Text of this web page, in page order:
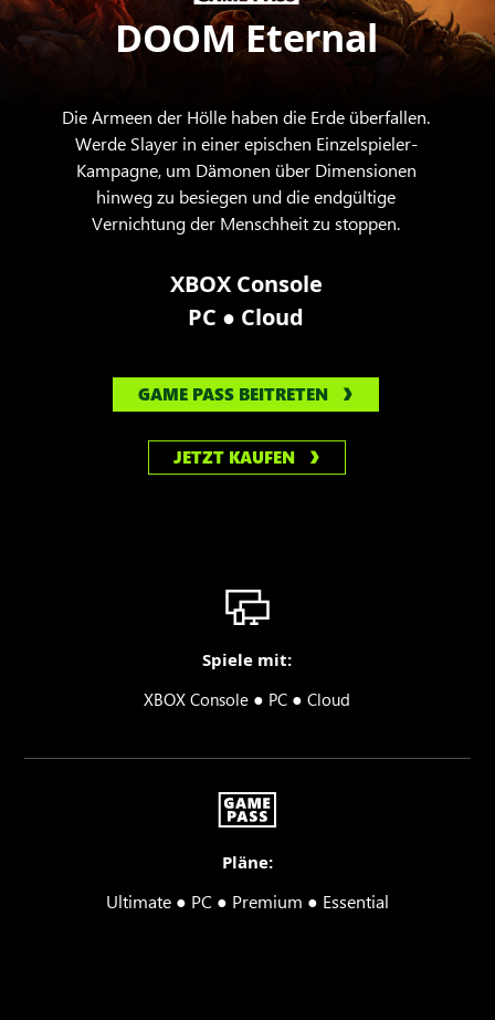
DOOM Eternal
Die Armeen der Hölle haben die Erde überfallen.
Werde Slayer in einer epischen Einzelspieler-
Kampagne, um Dämonen über Dimensionen
hinweg zu besiegen und die endgültige
Vernichtung der Menschheit zu stoppen.
XBOX Console
PC ● Cloud
GAME PASS BEITRETEN
JETZT KAUFEN
Spiele mit:
XBOX Console ● PC ●Cloud
Pläne:
Ultimate ● PC ● Premium ● Essential